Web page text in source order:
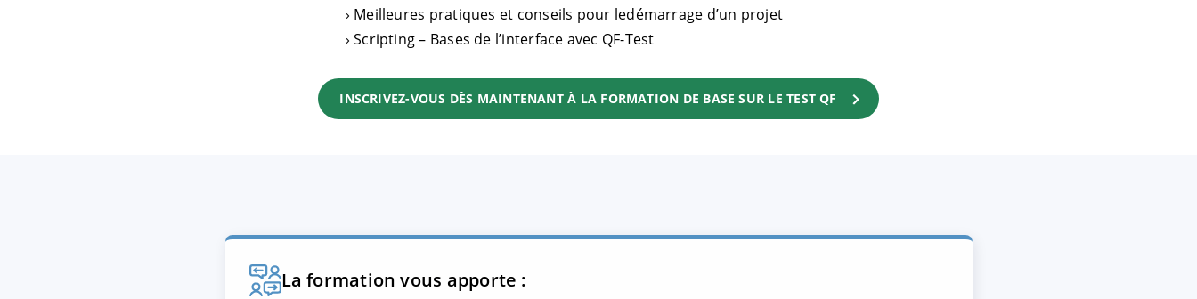
Meilleures pratiques et conseils pour ledémarrage d’un projet
Scripting – Bases de l’interface avec QF-Test
INSCRIVEZ-VOUS DÈS MAINTENANT À LA FORMATION DE BASE SUR LE TEST QF
La formation vous apporte :